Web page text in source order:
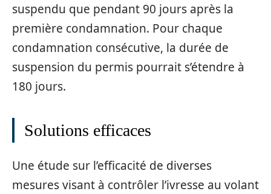
suspendu que pendant 90 jours après la
première condamnation. Pour chaque
condamnation consécutive, la durée de
suspension du permis pourrait s’étendre à
180 jours.
Solutions efficaces
Une étude sur l’efficacité de diverses
mesures visant à contrôler l’ivresse au volant